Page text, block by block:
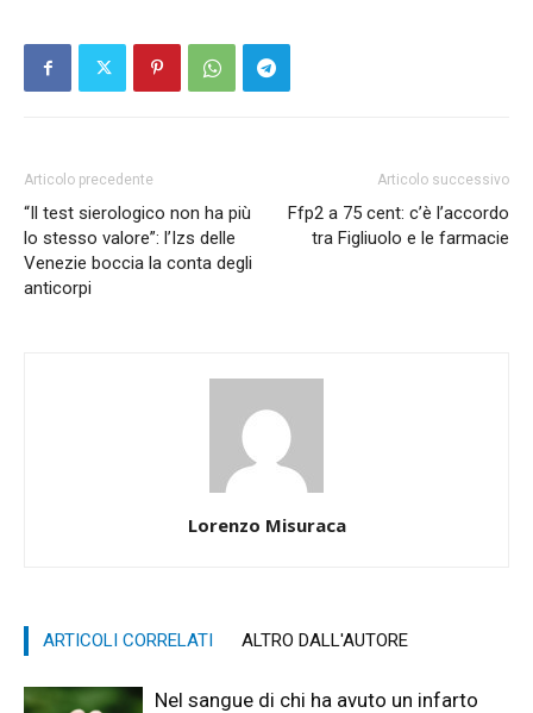
Articolo precedente
“Il test sierologico non ha più
lo stesso valore”: l’Izs delle
Venezie boccia la conta degli
anticorpi
Articolo successivo
Ffp2 a 75 cent: c’è l’accordo
tra Figliuolo e le farmacie
Lorenzo Misuraca
ARTICOLI CORRELATI ALTRO DALL'AUTORE
Nel sangue di chi ha avuto un infarto